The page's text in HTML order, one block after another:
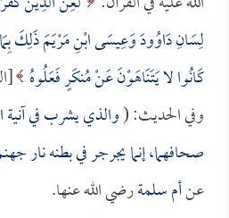
لِسَانِ دَاوُودَ وَعِيسَى ابْنِ مَرْيَمَ ذَلِكَ
كَانُوا لا يَتَنَاهَوْنَ عَنْ مُنكَرٍ فَعَلُوهُ
وفي الحديث: (والذي يشرب في
صحافهما، إنما يجرجر في بطنه نار
عنأم سلمةرضي الله عنها.